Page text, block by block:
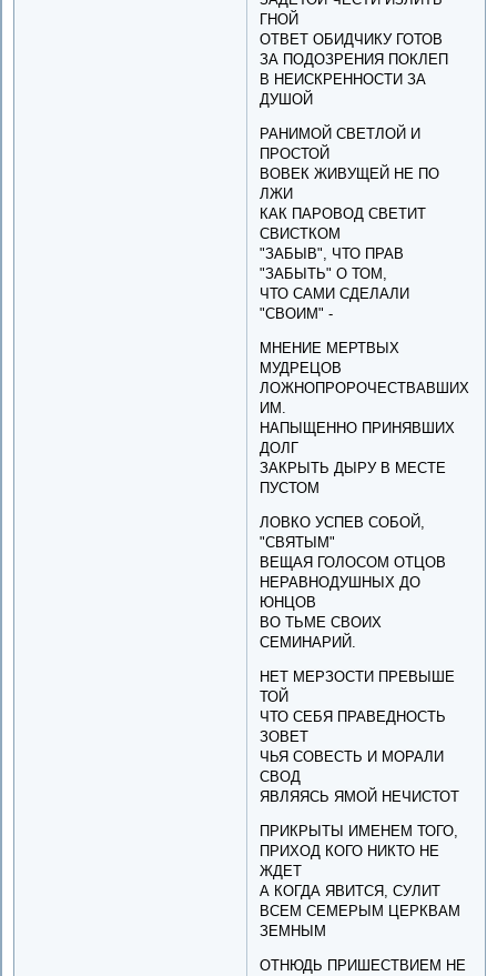
ГНОЙ
ОТВЕТ ОБИДЧИКУ ГОТОВ
ЗА ПОДОЗРЕНИЯ ПОКЛЕП
В НЕИСКРЕННОСТИ ЗА
ДУШОЙ
РАНИМОЙ СВЕТЛОЙ И
ПРОСТОЙ
ВОВЕК ЖИВУЩЕЙ НЕ ПО
ЛЖИ
КАК ПАРОВОД СВЕТИТ
СВИСТКОМ
"ЗАБЫВ", ЧТО ПРАВ
"ЗАБЫТЬ" О ТОМ,
ЧТО САМИ СДЕЛАЛИ
"СВОИМ" -
МНЕНИЕ МЕРТВЫХ
МУДРЕЦОВ
ЛОЖНОПРОРОЧЕСТВАВШИХ
ИМ.
НАПЫЩЕННО ПРИНЯВШИХ
ДОЛГ
ЗАКРЫТЬ ДЫРУ В МЕСТЕ
ПУСТОМ
ЛОВКО УСПЕВ СОБОЙ,
"СВЯТЫМ"
ВЕЩАЯ ГОЛОСОМ ОТЦОВ
НЕРАВНОДУШНЫХ ДО
ЮНЦОВ
ВО ТЬМЕ СВОИХ
СЕМИНАРИЙ.
НЕТ МЕРЗОСТИ ПРЕВЫШЕ
ТОЙ
ЧТО СЕБЯ ПРАВЕДНОСТЬ
ЗОВЕТ
ЧЬЯ СОВЕСТЬ И МОРАЛИ
СВОД
ЯВЛЯЯСЬ ЯМОЙ НЕЧИСТОТ
ПРИКРЫТЫ ИМЕНЕМ ТОГО,
ПРИХОД КОГО НИКТО НЕ
ЖДЕТ
А КОГДА ЯВИТСЯ, СУЛИТ
ВСЕМ СЕМЕРЫМ ЦЕРКВАМ
ЗЕМНЫМ
ОТНЮДЬ ПРИШЕСТВИЕМ НЕ